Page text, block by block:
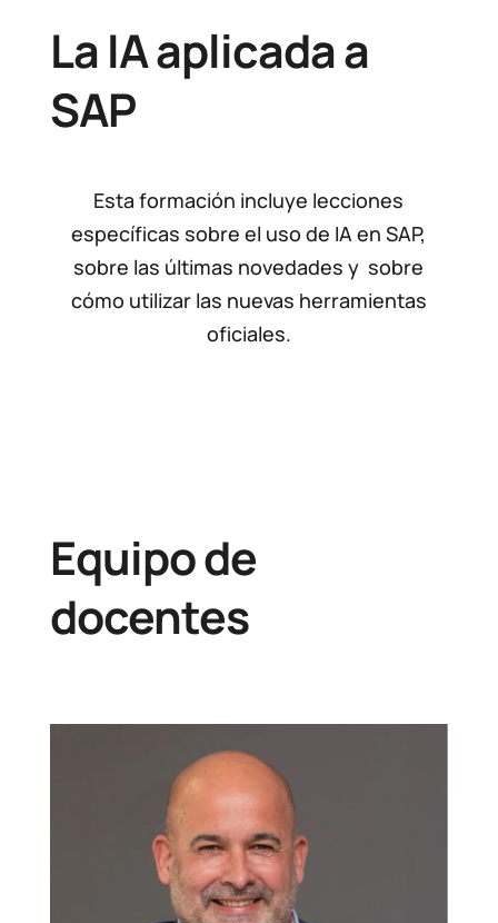
La IA aplicada a
SAP
Esta formación incluye lecciones
específicas sobre el uso de IA en SAP,
sobre las últimas novedades y sobre
cómo utilizar las nuevas herramientas
oficiales.
Equipo de
docentes